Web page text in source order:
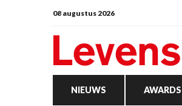
08 augustus 2026
NIEUWS AWARDS